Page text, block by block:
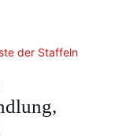
der Staffeln